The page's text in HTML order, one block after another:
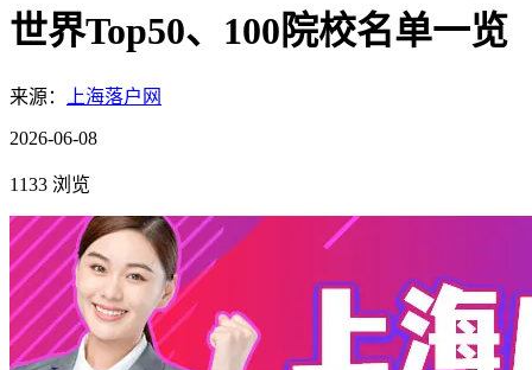
世界Top50、100院校名单一览
来源： 上海落户网
2026-06-08
1133 浏览